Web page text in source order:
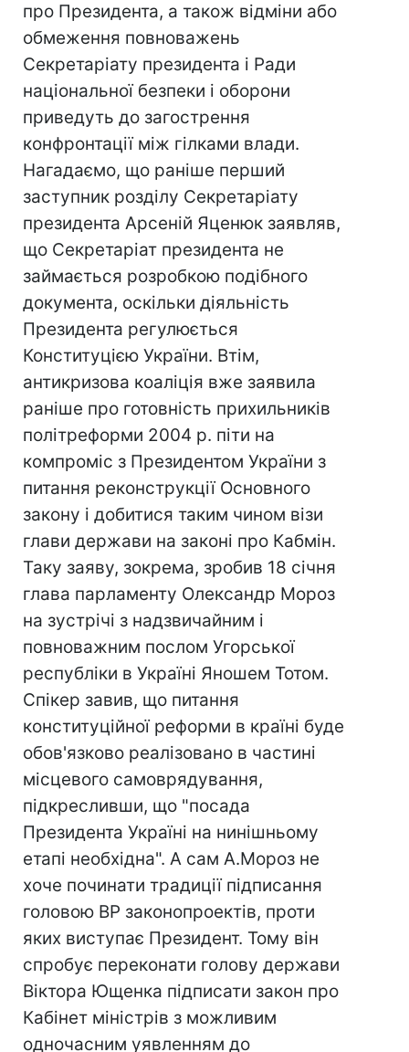
про Президента, а також відміни або
обмеження повноважень
Секретаріату президента і Ради
національної безпеки і оборони
приведуть до загострення
конфронтації між гілками влади.
Нагадаємо, що раніше перший
заступник розділу Секретаріату
президента Арсеній Яценюк заявляв,
що Секретаріат президента не
займається розробкою подібного
документа, оскільки діяльність
Президента регулюється
Конституцією України. Втім,
антикризова коаліція вже заявила
раніше про готовність прихильників
політреформи 2004 р. піти на
компроміс з Президентом України з
питання реконструкції Основного
закону і добитися таким чином візи
глави держави на законі про Кабмін.
Таку заяву, зокрема, зробив 18 січня
глава парламенту Олександр Мороз
на зустрічі з надзвичайним і
повноважним послом Угорської
республіки в Україні Яношем Тотом.
Спікер завив, що питання
конституційної реформи в країні буде
обов'язково реалізовано в частині
місцевого самоврядування,
підкресливши, що "посада
Президента Україні на нинішньому
етапі необхідна". А сам А.Мороз не
хоче починати традиції підписання
головою ВР законопроектів, проти
яких виступає Президент. Тому він
спробує переконати голову держави
Віктора Ющенка підписати закон про
Кабінет міністрів з можливим
одночасним уявленням до